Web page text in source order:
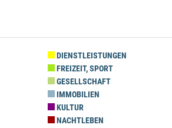
DIENSTLEISTUNGEN
FREIZEIT, SPORT
GESELLSCHAFT
IMMOBILIEN
KULTUR
NACHTLEBEN